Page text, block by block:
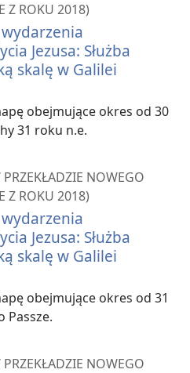
Z ROKU 2018)
Jezusa: Służba
skalę w Galilei
obejmujące okres od 30
31 roku n.e.
NOWEGO
Z ROKU 2018)
Jezusa: Służba
skalę w Galilei
obejmujące okres od 31
Passze.
NOWEGO